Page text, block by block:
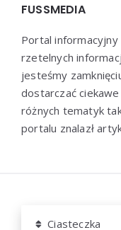
FUSSMEDIA
Portal
rzetelnych
jesteśmy
dostarczać
różnych tematyk
portalu znalazł
Dziękujemy za wizytę
Ciasteczka